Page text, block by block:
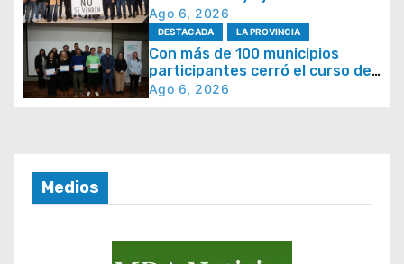
e
e
n
t
d
a
hacia 2027
Ago 6, 2026
DESTACADA LA PROVINCIA
Con más de 100 municipios
participantes cerró el curso de
crisis climática en La Provincia
Ago 6, 2026
Medios